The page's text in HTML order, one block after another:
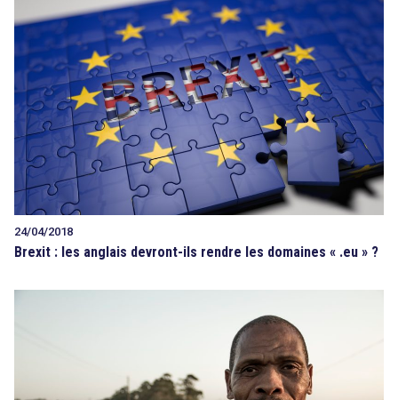
24/04/2018
Brexit : les anglais devront-ils rendre les domaines « .eu » ?